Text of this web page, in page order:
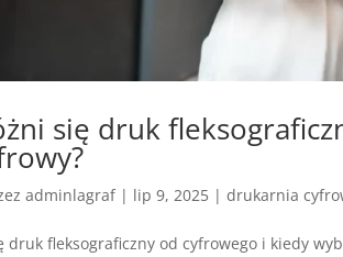
się druk
adminlagraf| lip 9, 2025 |drukarnia
druk fleksograficzny od cyfrowego i kiedy